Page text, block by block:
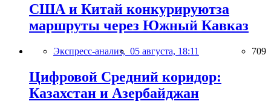
США и Китай конкурируютза
маршруты через Южный Кавказ
Экспресс-анализ, 05 августа, 18:11 709
Цифровой Средний коридор:
Казахстан и Азербайджан